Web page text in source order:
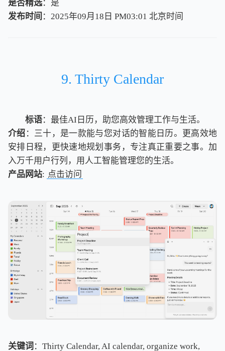
是否精选：是
发布时间 ：2025年09月18日 PM03:01 北京时间
北京时间
9. Thirty Calendar
标语：最佳AI日历，助您高效管理工作与生活。
介绍 ：三十，是一款能与您对话的智能日历。更高效地
安排日程，更快速地规划事务，专注真正重要之事。加
入万千用户行列，用人工智能管理您的生活。
产品网站: 点击访问
关键词 ：Thirty Calendar, AI calendar, organize work,